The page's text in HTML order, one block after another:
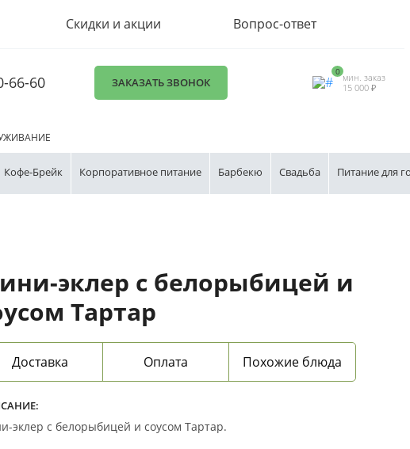
Скидки и акции Вопрос-ответ
66-60 ЗАКАЗАТЬ ЗВОНОК
0 мин. заказ
15 000 ₽
Кофе-Брейк Корпоративное питание Барбекю Свадьба Питание для
эклер с белорыбицей и
Тартар
Доставка Оплата Похожие блюда
эклер с белорыбицей и соусом Тартар.